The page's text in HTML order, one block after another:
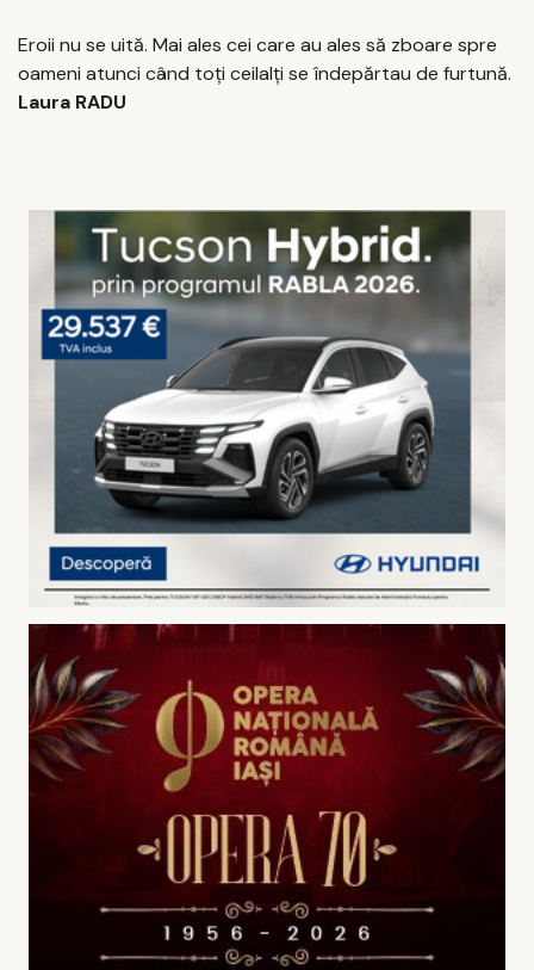
Eroii nu se uită. Mai ales cei care au ales să zboare spre
oameni atunci când toţi ceilalţi se îndepărtau de furtună.
Laura RADU